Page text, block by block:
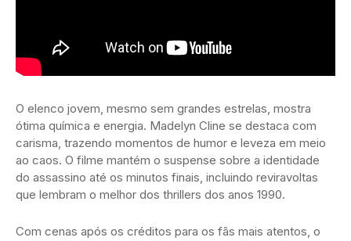
O elenco jovem, mesmo sem grandes estrelas, mostra
ótima química e energia. Madelyn Cline se destaca com
carisma, trazendo momentos de humor e leveza em meio
ao caos. O filme mantém o suspense sobre a identidade
do assassino até os minutos finais, incluindo reviravoltas
que lembram o melhor dos thrillers dos anos 1990.
Com cenas após os créditos para os fãs mais atentos, o